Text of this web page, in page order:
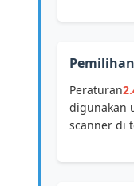
Peraturan
digunakan
scanner di